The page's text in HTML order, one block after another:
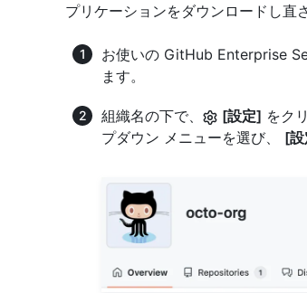
プリケーションをダウンロードし直
お使いの GitHub Enterprise
ます。
組織名の下で、 [設定] をク
プダウン メニューを選び、 [